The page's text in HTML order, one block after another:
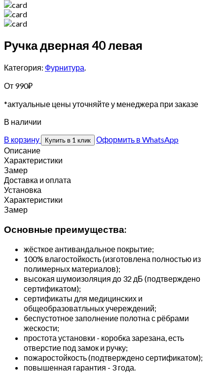
Ручка дверная 40 левая
Категория: Фурнитура.
От 990₽
*актуальные цены уточняйте у менеджера при заказе
В наличии
В корзину
Купить в 1 клик
Оформить в WhatsApp
Описание
Характеристики
Замер
Доставка и оплата
Установка
Характеристики
Замер
Основные преимущества:
жёсткое антивандальное покрытие;
100% влагостойкость (изготовлена полностью из
полимерных материалов);
высокая шумоизоляция до 32 дБ (подтверждено
сертификатом);
сертификаты для медицинских и
общеобразоватльных учереждений;
беспустотное заполнение полотна с рёбрами
жескости;
простота установки - коробка зарезана, есть
отверстие под замок и ручку;
пожаростойкость (подтверждено сертификатом);
повышенная гарантия - 3 года.